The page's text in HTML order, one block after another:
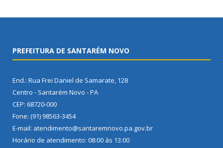
PREFEITURA DE SANTARÉM NOVO
End.: Rua Frei Daniel de Samarate, 128
Centro - Santarém Novo - PA
CEP: 68720-000
Fone: (91) 98563-3454
E-mail: atendimento@santaremnovo.pa.gov.br
Horário de atendimento: 08:00 às 13:00